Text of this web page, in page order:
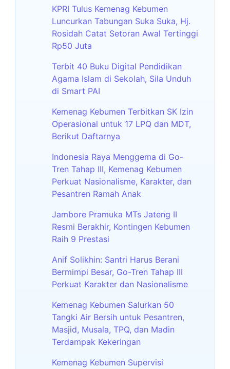
KPRI Tulus Kemenag Kebumen
Luncurkan Tabungan Suka Suka, Hj.
Rosidah Catat Setoran Awal Tertinggi
Rp50 Juta
Terbit 40 Buku Digital Pendidikan
Agama Islam di Sekolah, Sila Unduh
di Smart PAI
Kemenag Kebumen Terbitkan SK Izin
Operasional untuk 17 LPQ dan MDT,
Berikut Daftarnya
Indonesia Raya Menggema di Go-
Tren Tahap III, Kemenag Kebumen
Perkuat Nasionalisme, Karakter, dan
Pesantren Ramah Anak
Jambore Pramuka MTs Jateng II
Resmi Berakhir, Kontingen Kebumen
Raih 9 Prestasi
Anif Solikhin: Santri Harus Berani
Bermimpi Besar, Go-Tren Tahap III
Perkuat Karakter dan Nasionalisme
Kemenag Kebumen Salurkan 50
Tangki Air Bersih untuk Pesantren,
Masjid, Musala, TPQ, dan Madin
Terdampak Kekeringan
Kemenag Kebumen Supervisi